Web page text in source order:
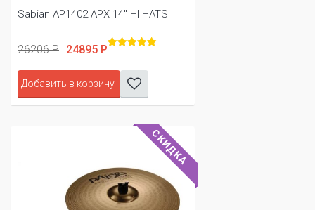
Sabian AP1402 APX 14" HI HATS
26206 Р 24895 Р
Добавить в корзину
СКИДКА